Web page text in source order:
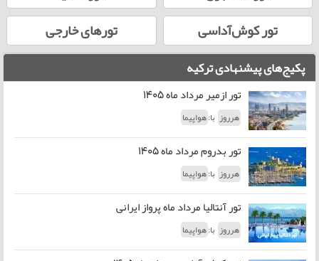
تور کوش‌آداسی
تورهای خارجی
پکیج‌های پیشنهادی ترکیه
تور ازمیر مرداد ماه 1405
هرروز با:هواپیما
تور بدروم مرداد ماه 1405
هرروز با:هواپیما
تور آنتالیا مرداد ماه پرواز ایرانی
هرروز با:هواپیما